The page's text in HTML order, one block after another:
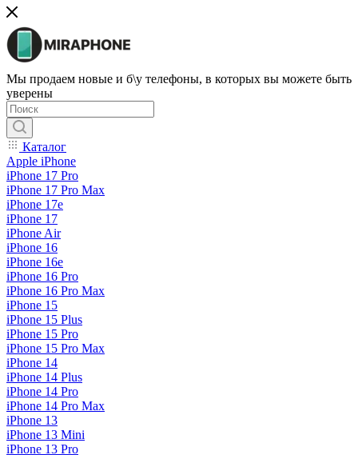
Мы продаем новые и б\у телефоны, в которых вы можете быть
уверены
Каталог
Apple iPhone
iPhone 17 Pro
iPhone 17 Pro Max
iPhone 17e
iPhone 17
iPhone Air
iPhone 16
iPhone 16e
iPhone 16 Pro
iPhone 16 Pro Max
iPhone 15
iPhone 15 Plus
iPhone 15 Pro
iPhone 15 Pro Max
iPhone 14
iPhone 14 Plus
iPhone 14 Pro
iPhone 14 Pro Max
iPhone 13
iPhone 13 Mini
iPhone 13 Pro